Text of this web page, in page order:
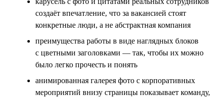
создаёт впечатление, что за вакансией стоят
конкретные люди, а не абстрактная компания
преимущества работы в виде наглядных блоков
с цветными заголовками — так, чтобы их можно
было легко прочесть и понять
анимированная галерея фото с корпоративных
мероприятий внизу страницы показывает команду,